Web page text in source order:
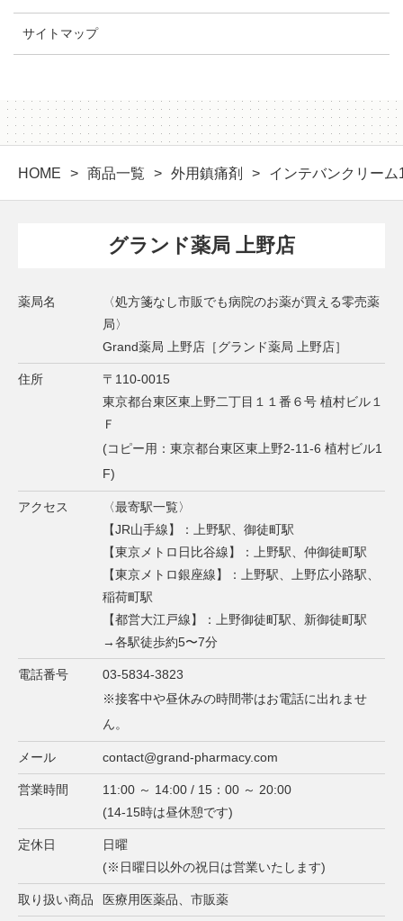
HOME 商品一覧 外用鎮痛剤 インテバンクリーム
サイトマップ
グランド薬局 上野店
薬局名
〈処方箋なし市販でも病院のお薬が買える零売薬
局〉
Grand薬局 上野店［グランド薬局 上野店］
住所
〒110-0015
東京都台東区東上野二丁目１１番６号 植村ビル１
Ｆ
(コピー用：東京都台東区東上野2-11-6 植村ビル1
F)
アクセス
〈最寄駅一覧〉
【JR山手線】：上野駅、御徒町駅
【東京メトロ日比谷線】：上野駅、仲御徒町駅
【東京メトロ銀座線】：上野駅、上野広小路駅、
稲荷町駅
【都営大江戸線】：上野御徒町駅、新御徒町駅
→各駅徒歩約5〜7分
電話番号
03-5834-3823
※接客中や昼休みの時間帯はお電話に出れませ
ん。
メール contact@grand-pharmacy.com
営業時間
11:00 ～ 14:00 / 15：00 ～ 20:00
(14-15時は昼休憩です)
定休日
日曜
(※日曜日以外の祝日は営業いたします)
取り扱い商品 医療用医薬品、市販薬